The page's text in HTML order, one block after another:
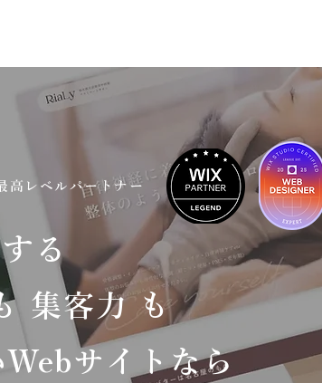
高レベルパートナー
る
集客力 も
サイトなら